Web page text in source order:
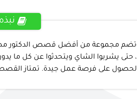
هذه المجموعة القصصية عام 1964، وتضم
يشربوا الشاي ويتحدثوا عن كل ما
والحصول على فرصة عمل جيدة. تمتاز